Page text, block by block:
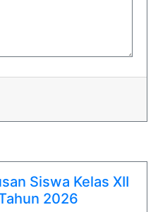
Siswa Kelas XII
2026